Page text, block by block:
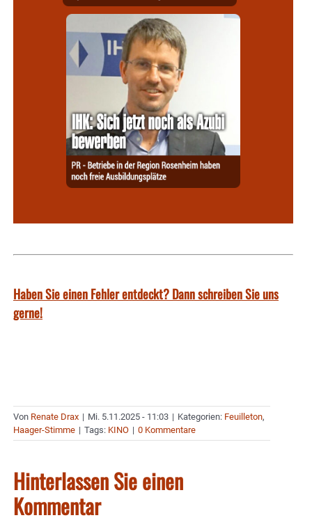
Haben Sie einen Fehler entdeckt? Dann schreiben Sie uns
gerne!
Von Renate Drax | Mi. 5.11.2025 - 11:03 | Kategorien: Feuilleton,
Haager-Stimme | Tags: KINO | 0 Kommentare
Hinterlassen Sie einen
Kommentar